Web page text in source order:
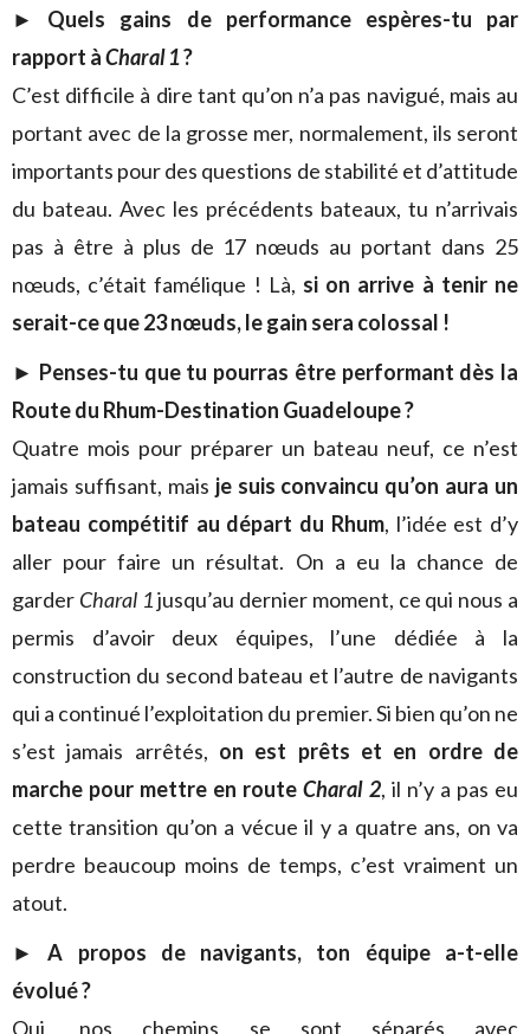
► Quels gains de performance espères-tu par
rapport àCharal 1?
C’est difficile à dire tant qu’on n’a pas navigué, mais au
portant avec de la grosse mer, normalement, ils seront
importants pour des questions de stabilité et d’attitude
du bateau. Avec les précédents bateaux, tu n’arrivais
pas à être à plus de 17 nœuds au portant dans 25
nœuds, c’était famélique ! Là, si on arrive à tenir ne
serait-ce que 23 nœuds, le gain sera colossal !
► Penses-tu que tu pourras être performant dès la
Route du Rhum-Destination Guadeloupe ?
Quatre mois pour préparer un bateau neuf, ce n’est
jamais suffisant, mais je suis convaincu qu’on aura un
bateau compétitif au départ du Rhum, l’idée est d’y
aller pour faire un résultat. On a eu la chance de
garder Charal 1jusqu’au dernier moment, ce qui nous a
permis d’avoir deux équipes, l’une dédiée à la
construction du second bateau et l’autre de navigants
qui a continué l’exploitation du premier. Si bien qu’on ne
s’est jamais arrêtés, on est prêts et en ordre de
marche pour mettre en routeCharal 2, il n’y a pas eu
cette transition qu’on a vécue il y a quatre ans, on va
perdre beaucoup moins de temps, c’est vraiment un
atout.
► A propos de navigants, ton équipe a-t-elle
évolué ?
Oui, nos chemins se sont séparés avec